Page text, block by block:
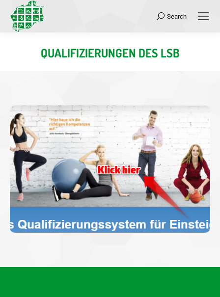
Search:
Search
QUALIFIZIERUNGEN DES LSB
Qualifizierung LSB
Für weitere Informationen zur Qualifizierung
klicken Sie
bitte hier
um auf die Seiten des KSB zu gelangen.